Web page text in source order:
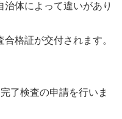
体によって違いがあり
格証が交付されます。
了検査の申請を行いま